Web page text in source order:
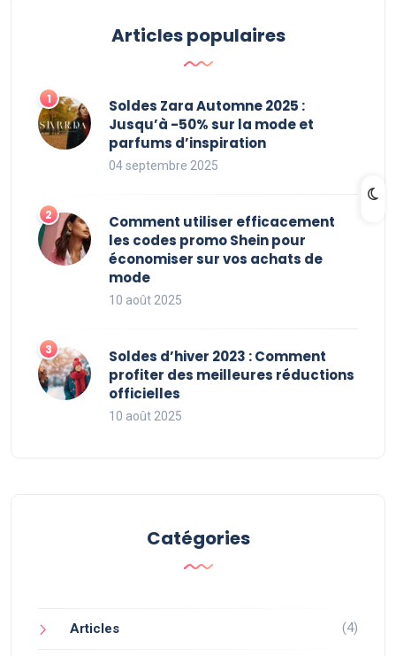
Articles populaires
Soldes Zara Automne 2025 :
Jusqu’à -50% sur la mode et
parfums d’inspiration
04 septembre 2025
Comment utiliser efficacement
les codes promo Shein pour
économiser sur vos achats de
mode
10 août 2025
Soldes d’hiver 2023 : Comment
profiter des meilleures réductions
officielles
10 août 2025
Catégories
Articles (4)